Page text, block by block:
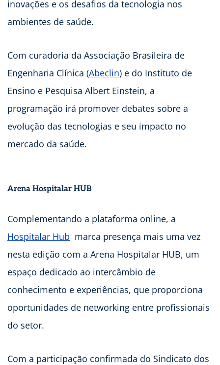
inovações e os desafios da tecnologia nos
ambientes de saúde.
Com curadoria da Associação Brasileira de
Engenharia Clínica (Abeclin) e do Instituto de
Ensino e Pesquisa Albert Einstein, a
programação irá promover debates sobre a
evolução das tecnologias e seu impacto no
mercado da saúde.
Arena Hospitalar HUB
Complementando a plataforma online, a
Hospitalar Hub marca presença mais uma vez
nesta edição com a Arena Hospitalar HUB, um
espaço dedicado ao intercâmbio de
conhecimento e experiências, que proporciona
oportunidades de networking entre profissionais
do setor.
Com a participação confirmada do Sindicato dos